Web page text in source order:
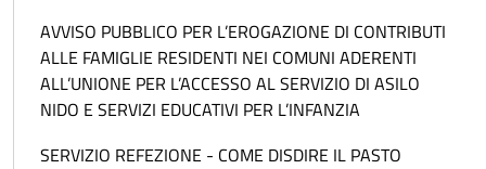
AVVISO PUBBLICO PER L’EROGAZIONE DI CONTRIBUTI
ALLE FAMIGLIE RESIDENTI NEI COMUNI ADERENTI
ALL’UNIONE PER L’ACCESSO AL SERVIZIO DI ASILO
NIDO E SERVIZI EDUCATIVI PER L’INFANZIA
SERVIZIO REFEZIONE - COME DISDIRE IL PASTO